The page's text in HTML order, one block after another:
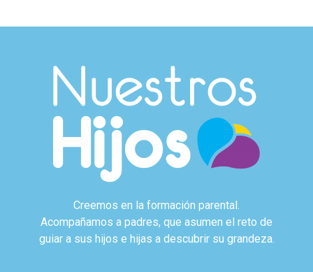
Creemos en la formación parental.
Acompañamos a padres, que asumen el reto de
guiar a sus hijos e hijas a descubrir su grandeza.